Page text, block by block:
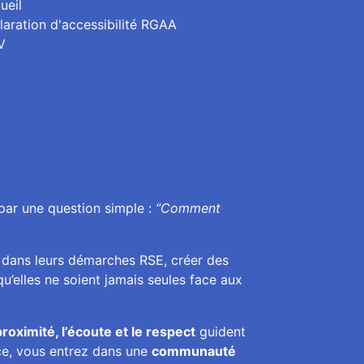
une question simple : “Comment
leurs démarches RSE, créer des
ne soient jamais seules face aux
l’écoute et le respect guident
vous entrez dans une communauté
d'accessibilité RGAA